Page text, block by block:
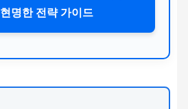
명한 전략 가이드